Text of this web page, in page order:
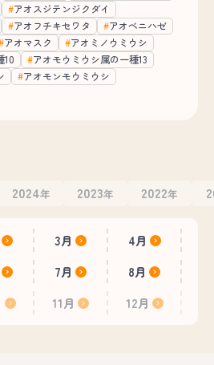
アオスジテンジクダイ
アオフチキセワタ
アオベニハゼ
アオマスク
アオミノウミウシ
10
アオモウミウシ属の一種13
アオモンモウミウシ
2024年 2023年 2022年
3月
4月
7月
8月
11月 12月